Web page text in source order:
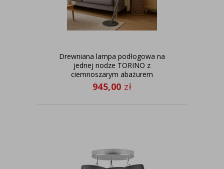
Drewniana lampa podłogowa na
jednej nodze TORINO z
ciemnoszarym abażurem
945,00 zł